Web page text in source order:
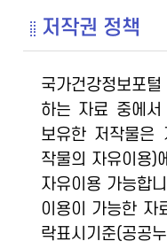
저작권 정책
국가건강정보포
하는 자료 중에서
보유한 저작물은
작물의 자유이용)
자유이용 가능합
이용이 가능한 자
락표시기준(공공